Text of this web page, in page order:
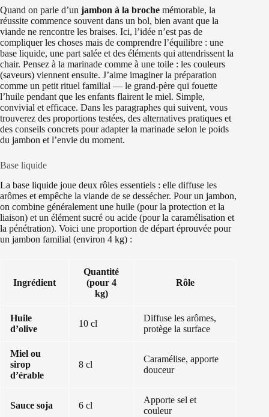
Quand on parle d’un jambon à la broche mémorable, la
réussite commence souvent dans un bol, bien avant que la
viande ne rencontre les braises. Ici, l’idée n’est pas de
compliquer les choses mais de comprendre l’équilibre : une
base liquide, une part salée et des éléments qui attendrissent la
chair. Pensez à la marinade comme à une toile : les couleurs
(saveurs) viennent ensuite. J’aime imaginer la préparation
comme un petit rituel familial — le grand-père qui fouette
l’huile pendant que les enfants flairent le miel. Simple,
convivial et efficace. Dans les paragraphes qui suivent, vous
trouverez des proportions testées, des alternatives pratiques et
des conseils concrets pour adapter la marinade selon le poids
du jambon et l’envie du moment.
Base liquide
La base liquide joue deux rôles essentiels : elle diffuse les
arômes et empêche la viande de se dessécher. Pour un jambon,
on combine généralement une huile (pour la protection et la
liaison) et un élément sucré ou acide (pour la caramélisation et
la pénétration). Voici une proportion de départ éprouvée pour
un jambon familial (environ 4 kg) :
Ingrédient
Quantité
(pour 4
kg)
Rôle
Huile
d’olive
10 cl
Diffuse les arômes,
protège la surface
Miel ou
sirop
d’érable
8 cl
Caramélise, apporte
douceur
Sauce soja 6 cl
Apporte sel et
couleur